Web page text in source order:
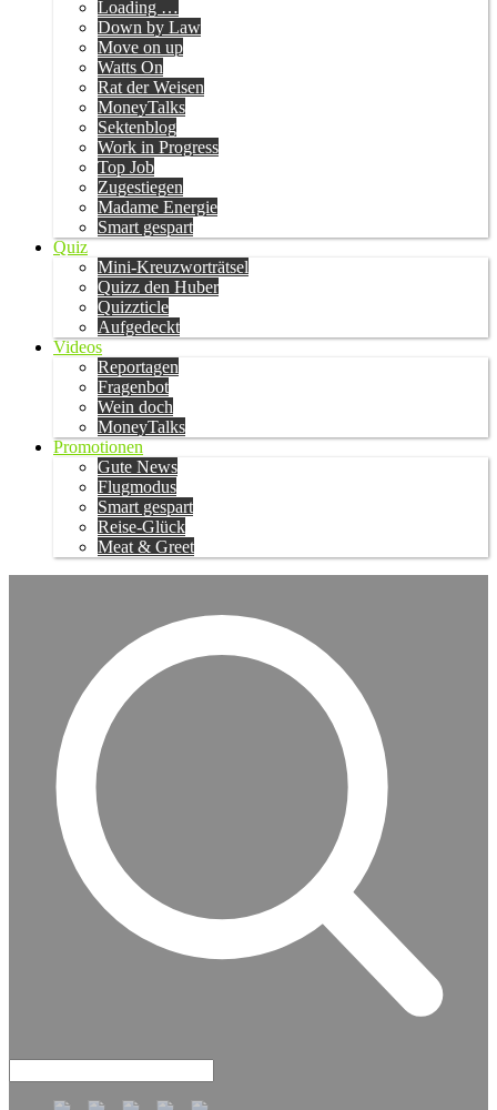
Loading …
Down by Law
Move on up
Watts On
Rat der Weisen
MoneyTalks
Sektenblog
Work in Progress
Top Job
Zugestiegen
Madame Energie
Smart gespart
Quiz
Mini-Kreuzworträtsel
Quizz den Huber
Quizzticle
Aufgedeckt
Videos
Reportagen
Fragenbot
Wein doch
MoneyTalks
Promotionen
Gute News
Flugmodus
Smart gespart
Reise-Glück
Meat & Greet